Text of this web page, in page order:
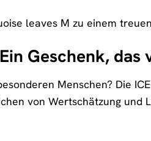
leaves M zu einem
Geschenk,
Menschen? Die
von Wertschätzung